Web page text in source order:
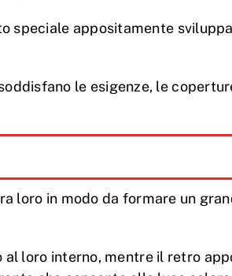
speciale appositamente
le esigenze, le
loro in modo da formare un
loro interno, mentre il retro